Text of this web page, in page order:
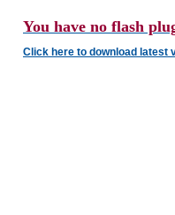
You have no flash
Click here to download latest